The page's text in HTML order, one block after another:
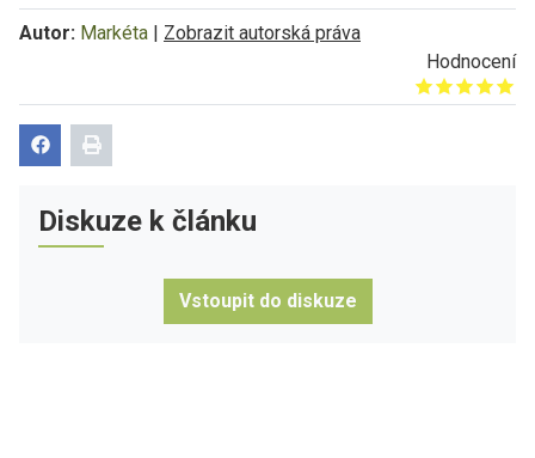
Autor: Markéta | Zobrazit autorská práva
Hodnocení
Give it 1/5
Give it 2/5
Give it 3/5
Give it 4/5
Give it 5/5
Diskuze k článku
Vstoupit do diskuze